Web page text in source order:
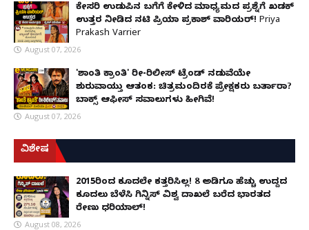
ಕೇಸರಿ ಉಡುಪಿನ ಬಗೆಗೆ ಕೇಳಿದ ಮಾಧ್ಯಮದ ಪ್ರಶ್ನೆಗೆ ಖಡಕ್
ಉತ್ತರ ನೀಡಿದ ನಟಿ ಪ್ರಿಯಾ ಪ್ರಕಾಶ್ ವಾರಿಯರ್! Priya
Prakash Varrier
August 07, 2026
'ಶಾಂತಿ ಕ್ರಾಂತಿ' ರೀ-ರಿಲೀಸ್ ಟ್ರೆಂಡ್ ನಡುವೆಯೇ
ಶುರುವಾಯ್ತು ಆತಂಕ: ಚಿತ್ರಮಂದಿರಕ್ಕೆ ಪ್ರೇಕ್ಷಕರು ಬರ್ತಾರಾ?
ಬಾಕ್ಸ್ ಆಫೀಸ್ ಸವಾಲುಗಳು ಹೀಗಿವೆ!
August 07, 2026
ವಿಶೇಷ
2015ರಿಂದ ಕೂದಲೇ ಕತ್ತರಿಸಿಲ್ಲ! 8 ಅಡಿಗೂ ಹೆಚ್ಚು ಉದ್ದದ
ಕೂದಲು ಬೆಳೆಸಿ ಗಿನ್ನಿಸ್ ವಿಶ್ವ ದಾಖಲೆ ಬರೆದ ಭಾರತದ
ರೇಣು ಧರಿಯಾಲ್!
August 08, 2026